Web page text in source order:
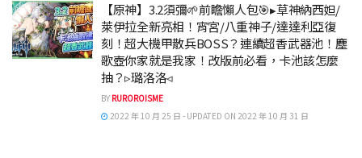
【原神】3.2須彌🌱前瞻懶人包🎯▸草神納西妲/
萊伊拉全新亮相！宵宮/八重神子/達達利亞復
刻！超大機甲散兵BOSS？連續超香武器池！塵
歌壺你家就是我家！改版前必看，卡池該怎麼
抽？▹璐洛洛◃
BY RUROROISME
2022 年 10 月 25 日 - UPDATED ON 2022 年 10 月 31 日